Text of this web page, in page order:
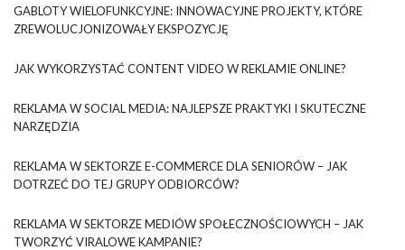
GABLOTY WIELOFUNKCYJNE: INNOWACYJNE PROJEKTY, KTÓRE
ZREWOLUCJONIZOWAŁY EKSPOZYCJĘ
JAK WYKORZYSTAĆ CONTENT VIDEO W REKLAMIE ONLINE?
REKLAMA W SOCIAL MEDIA: NAJLEPSZE PRAKTYKI I SKUTECZNE
NARZĘDZIA
REKLAMA W SEKTORZE E-COMMERCE DLA SENIORÓW – JAK
DOTRZEĆ DO TEJ GRUPY ODBIORCÓW?
REKLAMA W SEKTORZE MEDIÓW SPOŁECZNOŚCIOWYCH – JAK
TWORZYĆ VIRALOWE KAMPANIE?